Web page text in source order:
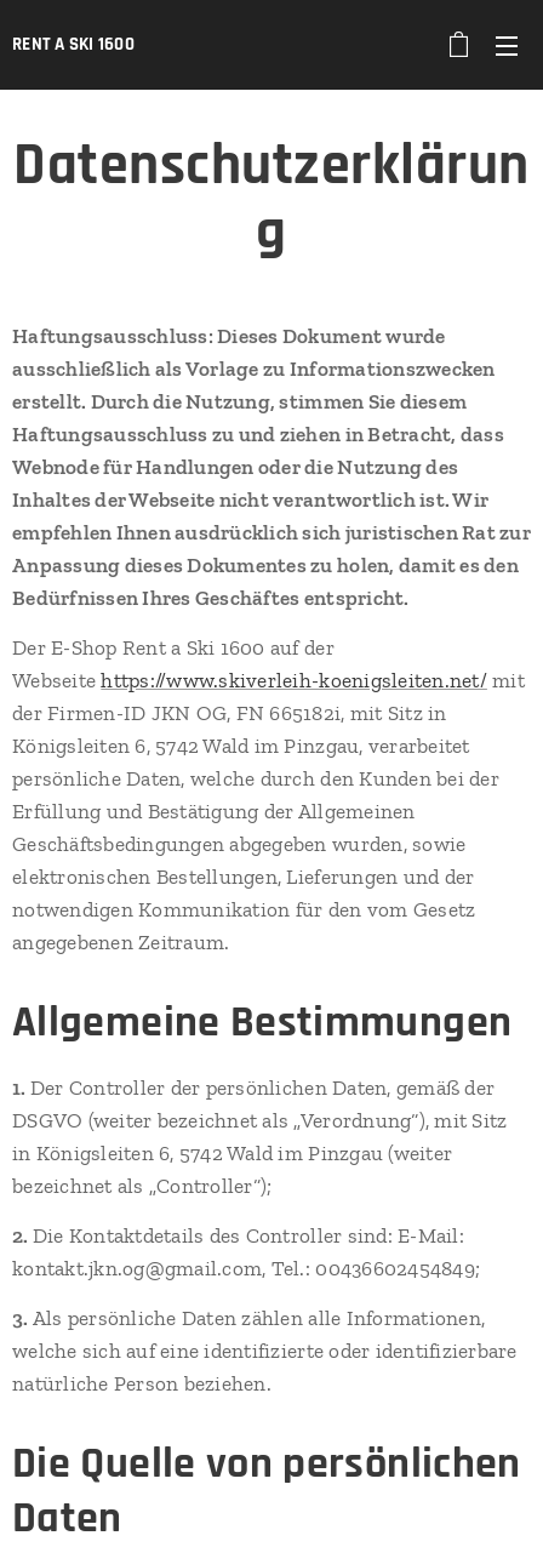
RENT A SKI 1600
Datenschutzerklärun
g
Haftungsausschluss: Dieses Dokument wurde
ausschließlich als Vorlage zu Informationszwecken
erstellt. Durch die Nutzung, stimmen Sie diesem
Haftungsausschluss zu und ziehen in Betracht, dass
Webnode für Handlungen oder die Nutzung des
Inhaltes der Webseite nicht verantwortlich ist. Wir
empfehlen Ihnen ausdrücklich sich juristischen Rat zur
Anpassung dieses Dokumentes zu holen, damit es den
Bedürfnissen Ihres Geschäftes entspricht.
Der E-Shop Rent a Ski 1600 auf der
Webseitehttps://www.skiverleih-koenigsleiten.net/mit
der Firmen-ID JKN OG, FN 665182i, mit Sitz in
Königsleiten 6, 5742 Wald im Pinzgau, verarbeitet
persönliche Daten, welche durch den Kunden bei der
Erfüllung und Bestätigung der Allgemeinen
Geschäftsbedingungen abgegeben wurden, sowie
elektronischen Bestellungen, Lieferungen und der
notwendigen Kommunikation für den vom Gesetz
angegebenen Zeitraum.
Allgemeine Bestimmungen
1. Der Controller der persönlichen Daten, gemäß der
DSGVO (weiter bezeichnet als „Verordnung“), mit Sitz
in Königsleiten 6, 5742 Wald im Pinzgau (weiter
bezeichnet als „Controller“);
2. Die Kontaktdetails des Controller sind: E-Mail:
kontakt.jkn.og@gmail.com, Tel.: 00436602454849;
3. Als persönliche Daten zählen alle Informationen,
welche sich auf eine identifizierte oder identifizierbare
natürliche Person beziehen.
Die Quelle von persönlichen
Daten